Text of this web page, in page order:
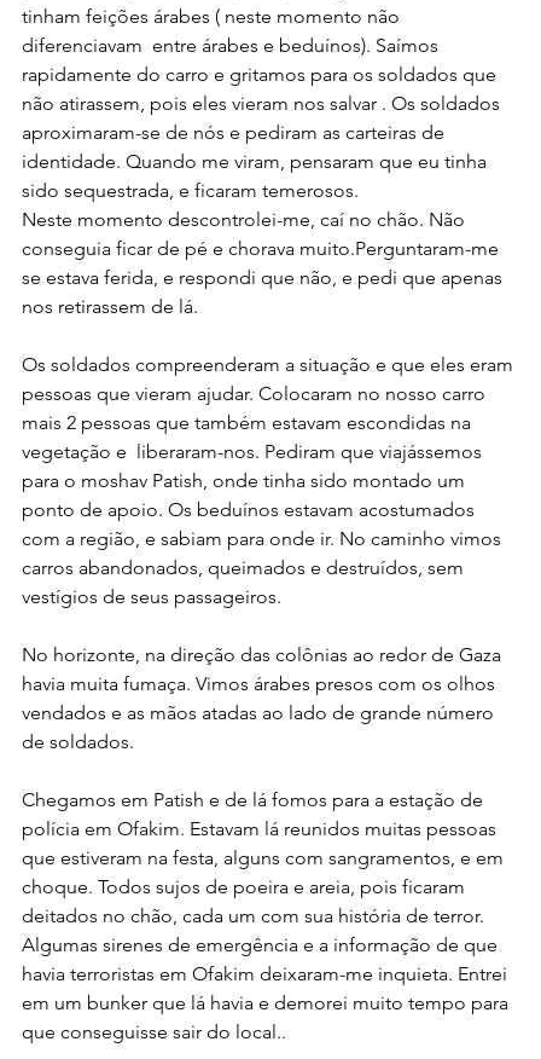
tinham feições árabes ( neste momento não
diferenciavam  entre árabes e beduínos). Saímos
rapidamente do carro e gritamos para os soldados que
não atirassem, pois eles vieram nos salvar . Os soldados
aproximaram-se de nós e pediram as carteiras de
identidade. Quando me viram, pensaram que eu tinha
sido sequestrada, e ficaram temerosos.
Neste momento descontrolei-me, caí no chão. Não
conseguia ficar de pé e chorava muito.Perguntaram-me
se estava ferida, e respondi que não, e pedi que apenas
nos retirassem de lá.
Os soldados compreenderam a situação e que eles eram
pessoas que vieram ajudar. Colocaram no nosso carro
mais 2 pessoas que também estavam escondidas na
vegetação e  liberaram-nos. Pediram que viajássemos
para o moshav Patish, onde tinha sido montado um
ponto de apoio. Os beduínos estavam acostumados
com a região, e sabiam para onde ir. No caminho vimos
carros abandonados, queimados e destruídos, sem
vestígios de seus passageiros.
No horizonte, na direção das colônias ao redor de Gaza
havia muita fumaça. Vimos árabes presos com os olhos
vendados e as mãos atadas ao lado de grande número
de soldados.
Chegamos em Patish e de lá fomos para a estação de
polícia em Ofakim. Estavam lá reunidos muitas pessoas
que estiveram na festa, alguns com sangramentos, e em
choque. Todos sujos de poeira e areia, pois ficaram
deitados no chão, cada um com sua história de terror.
Algumas sirenes de emergência e a informação de que
havia terroristas em Ofakim deixaram-me inquieta. Entrei
em um bunker que lá havia e demorei muito tempo para
que conseguisse sair do local..